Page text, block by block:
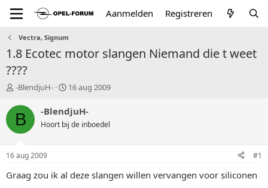
Aanmelden Registreren
Vectra, Signum
1.8 Ecotec motor slangen Niemand die t weet
????
T
p
a
r
-BlendjuH-
S
a
r
t
u
16 aug 2009
B -BlendjuH-
Hoort bij de inboedel
16 aug 2009 #1
Graag zou ik al deze slangen willen vervangen voor siliconen